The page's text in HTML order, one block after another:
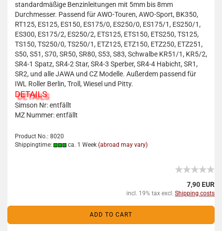
standardmäßige Benzinleitungen mit 5mm bis 8mm
Durchmesser. Passend für AWO-Touren, AWO-Sport, BK350,
RT125, ES125, ES150, ES175/0, ES250/0, ES175/1, ES250/1,
ES300, ES175/2, ES250/2, ETS125, ETS150, ETS250, TS125,
TS150, TS250/0, TS250/1, ETZ125, ETZ150, ETZ250, ETZ251,
S50, S51, S70, SR50, SR80, S53, S83, Schwalbe KR51/1, KR5/2,
SR4-1 Spatz, SR4-2 Star, SR4-3 Sperber, SR4-4 Habicht, SR1,
SR2, und alle JAWA und CZ Modelle. Außerdem passend für
IWL Roller Berlin, Troll, Wiesel und Pitty.
DETAILS
Simson Nr: entfällt
MZ Nummer: entfällt
Product No.: 8020
Shippingtime:
ca. 1 Week (abroad may vary)
7,90 EUR
incl. 19% tax excl. Shipping costs
ADD TO CART